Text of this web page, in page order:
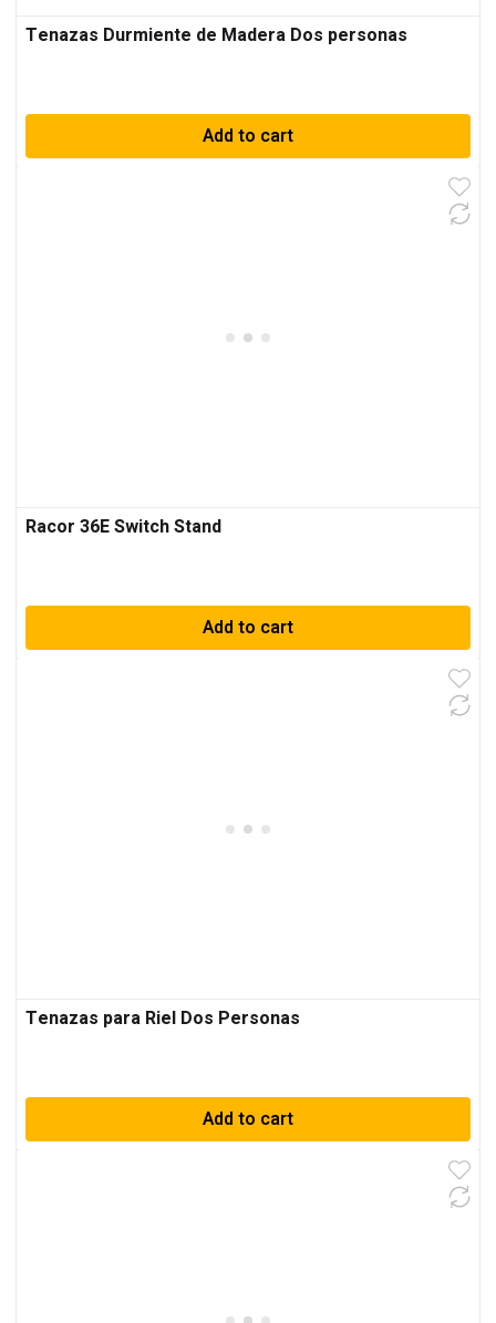
Tenazas Durmiente de Madera Dos personas
Add to cart
Racor 36E Switch Stand
Add to cart
Tenazas para Riel Dos Personas
Add to cart